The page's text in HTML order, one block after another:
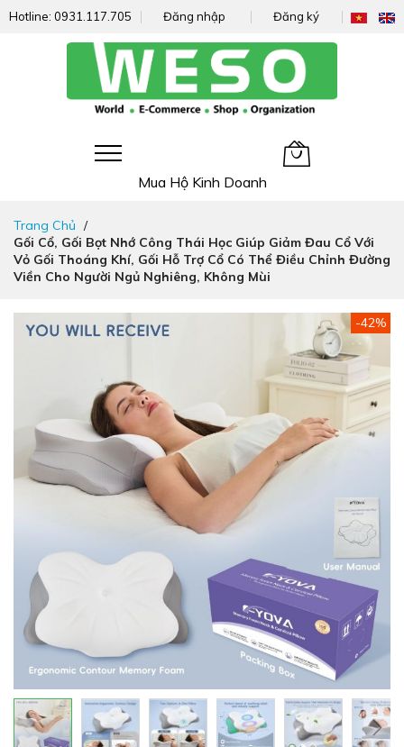
Hotline: 0931.117.705 Đăng nhập Đăng ký
Mua Hộ Kinh Doanh
nhanh
đến
nội
Trang Chủ
Gối Cổ, Gối Bọt Nhớ Công Thái Học Giúp Giảm Đau Cổ Với
Vỏ Gối Thoáng Khí, Gối Hỗ Trợ Cổ Có Thể Điều Chỉnh Đường
Viền Cho Người Ngủ Nghiêng, Không Mùi
Chuyển
đến
viện
hình
ảnh
-42%